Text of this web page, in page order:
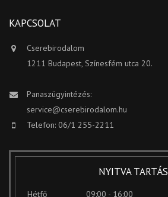
KAPCSOLAT
Cserebirodalom
1211 Budapest, Színesfém utca 20.
Panaszügyintézés:
service@cserebirodalom.hu
Telefon: 06/1 255-2211
NYITVA TARTÁS
Hétfő
09:00 - 16:00